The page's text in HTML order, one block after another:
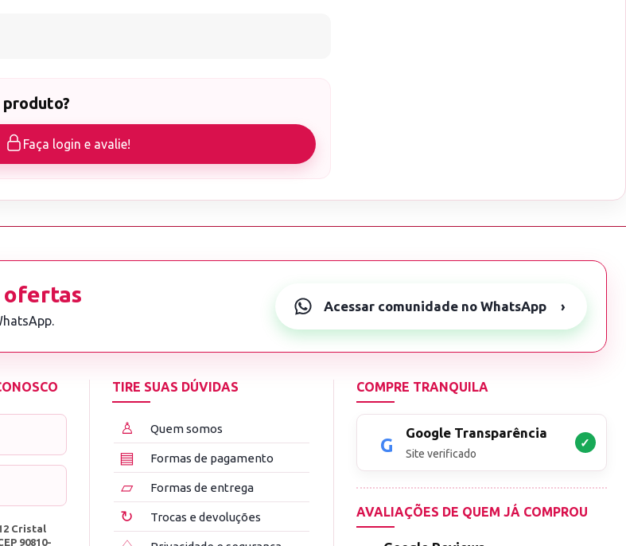
Faça login e avalie!
ofertas Acessar comunidade no WhatsApp ›
Cristal
90810-
TIRE SUAS DÚVIDAS
♙ Quem somos
▤ Formas de pagamento
▱ Formas de entrega
↻ Trocas e devoluções
COMPRE TRANQUILA
Google Transparência
Site verificado
✓
AVALIAÇÕES DE QUEM JÁ COMPROU